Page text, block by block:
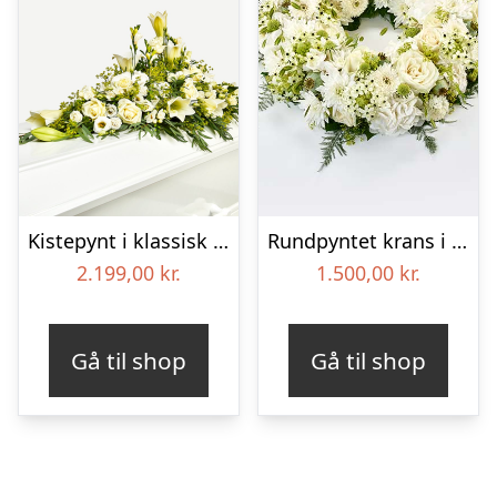
Kistepynt i klassisk stil – creme
2.199,00 kr.
Gå til shop
Rundpyntet krans i hvid, floristens valg – Blomster til begravelse
1.500,00 kr.
Gå til shop